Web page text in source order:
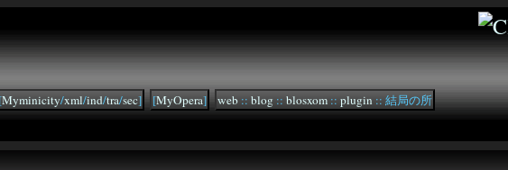
[Myminicity/xml/ind/tra/sec] [MyOpera] web :: blog :: blosxom :: plugin :: 結局の所